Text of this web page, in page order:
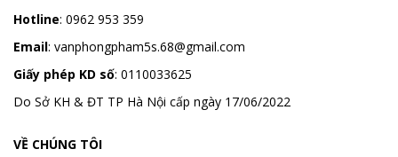
Hotline: 0962 953 359
Email: vanphongpham5s.68@gmail.com
Giấy phép KD số: 0110033625
Do Sở KH & ĐT TP Hà Nội cấp ngày 17/06/2022
VỀ CHÚNG TÔI